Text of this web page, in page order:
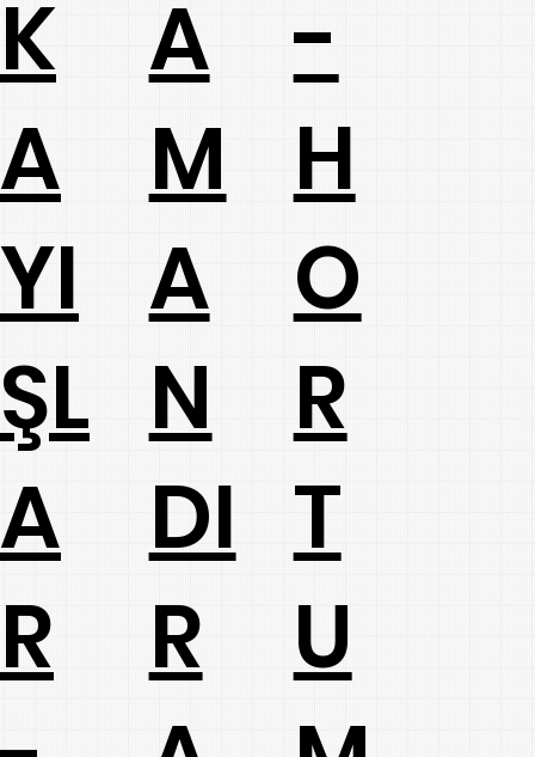
K
A
YI
ŞL
A
R
A
M
A
N
DI
R
-
H
O
R
T
U